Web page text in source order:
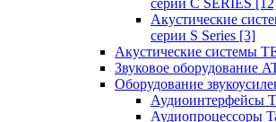
серии C SERIES
Акустические
серии S Series [3]
Акустические системы
Звуковое оборудование
Оборудование
Аудиоинтерфейсы
Аудиопроцессоры